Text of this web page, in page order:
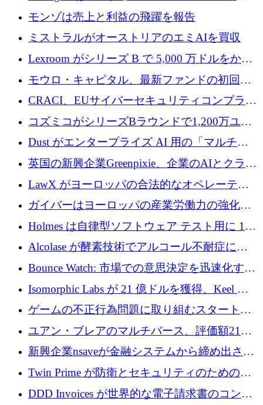
ラウンドで小売業のスプレッドシートをター
ゲットにしています
モンゾは売上と利益の飛躍を報告
ミストラルがオーストリアのエミAIを買収
Lexroom がシリーズ B で 5,000 万ドルをかけ
てヨーロッパ大陸法用の法律 AI を構築
モウロ・キャピタル、最新ファンドの初回ク
ローズで4億ドルを確保
CRACI、EUサイバーセキュリティコンプライ
アンスプラットフォームのために140万ユーロ
コズミコがシリーズBラウンドで1,200万ユー
ロを調達
Dust がエンタープライズ AI 用の「マルチプ
レイヤー」オペレーティング システムを構築
するシリーズ B で 4,000 万ドルを調達
英国の新興企業Greenpixie、企業のAIとクラウ
ドのエネルギー無駄を削減するために470万ポ
ンドを調達
LawX がヨーロッパの合法的なオペレーティ
ング システムを構築するために 750 万ユーロ
を調達
ガイバーはヨーロッパの産業労働力の強化に
貢献するために 140 万ユーロを獲得
Holmes は自律型ソフトウェア テスト用に 110
万ユーロのプレシードを提供して開始
Alcolase が酵素技術でアルコール不耐症に取
り組むために 150 万ユーロを調達
Bounce Watch: 市場での意思決定を迅速化する
ためのインテリジェンス層を構築する
Isomorphic Labs が 21 億ドルを獲得、Keel の
ネオバンク後の軸、ポーランドのソフトウェ
ア進化
ゲームの不正行為問題に取り組むスタートア
ップを紹介する
ユアン・ブレアのマルチバース、評価額21億
ドルで7,000万ドルを調達
新興企業nsaveが金融システムから締め出され
たシリア人に国際銀行アクセスをもたらす
Twin Prime が防衛とセキュリティのためのフ
ロンティア AI モデルを構築するために 1,000
DDD Invoices が世界的な電子請求書のコンプ